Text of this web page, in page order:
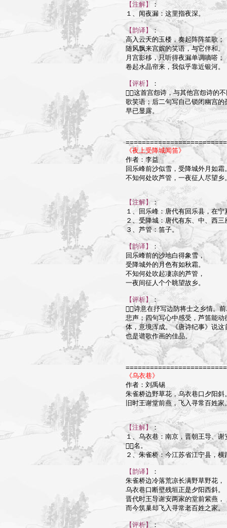
【注解】 ：
１、闻夜漏：这里指夜深。
【韵译】：
高入云天的玉楼，奏起阵阵笙歌；
随风飘来宫嫔的笑语，与它伴和。
月宫影移，只听得夜漏单调嘀嗒；
卷起水晶帘来，我似乎靠近银河。
【评析】
：
这首宫怨诗，与其他宫怨诗的
歌笑语；后二句写自己锁闭幽宫
早已显露。
《夜上受降城闻笛》
作者：李益
回乐峰前沙似雪，受降城外月如霜
不知何处吹芦管，一夜征人尽望乡
【注解】：
１、回乐峰：唐代有回乐县，在
２、受降城：唐代有东、中、西
３、芦管：笛子。
【韵译】
：
回乐峰前的沙地白得象雪，
受降城外的月色有如秋霜。
不知何处吹起凄凉的芦管，
一夜间征人个个眺望故乡。
【评析】：
诗意在抒写边防将士之乡情。
悲声；四句写心中感受，芦笛能
体，意境浑成。《唐诗纪事》说
也是谱歌作画的佳品。
《乌衣巷》
作者：刘禹锡
朱雀桥边野草花，乌衣巷口夕阳斜
旧时王谢堂前燕，飞入寻常百姓家
【注解】：
１、乌衣巷：南京，晋朝王导、
名。
２、朱雀桥：今江苏省江宁县，横
【韵译】
：
朱雀桥边冷落荒凉长满野草野花，
乌衣巷口断壁残垣正是夕阳西斜。
晋代时王导谢安两家的堂前紫燕，
而今筑巢却飞入寻常老百姓之家。
【评析】 ：